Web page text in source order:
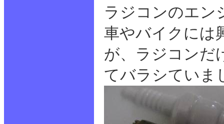
ラジコンのエン
車やバイクには
が、ラジコンだ
てバラシていま